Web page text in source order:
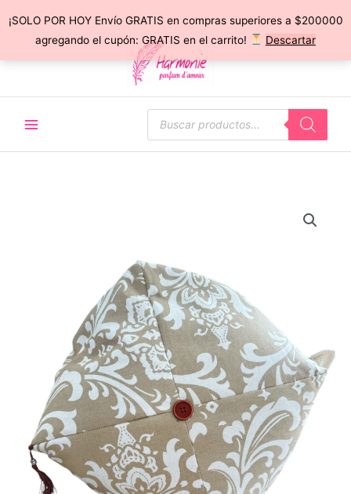
¡SOLO POR HOY Envío GRATIS en compras superiores a $200000
agregando el cupón: GRATIS en el carrito!
Descartar
Búsqueda